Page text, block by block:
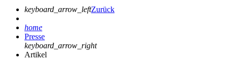
keyboard_arrow_leftZurück
home
Presse
keyboard_arrow_right
Artikel